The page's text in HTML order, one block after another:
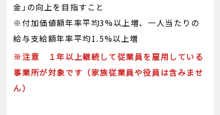
金｣の向上を目指すこと
※付加価値額年率平均3%以上増、一人当たりの
給与支給額年率平均1.5%以上増
※注意 １年以上継続して従業員を雇用している
事業所が対象です（家族従業員や役員は含みませ
ん）